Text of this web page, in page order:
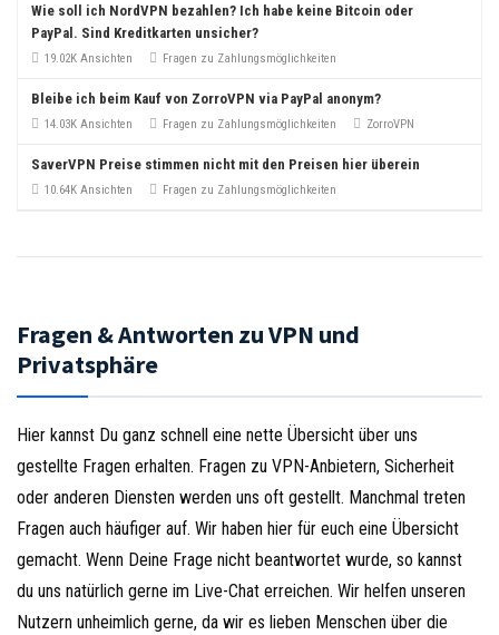
Wie soll ich NordVPN bezahlen? Ich habe keine Bitcoin oder
PayPal. Sind Kreditkarten unsicher?
19.02K Ansichten Fragen zu Zahlungsmöglichkeiten
Bleibe ich beim Kauf von ZorroVPN via PayPal anonym?
14.03K Ansichten Fragen zu Zahlungsmöglichkeiten ZorroVPN
SaverVPN Preise stimmen nicht mit den Preisen hier überein
10.64K Ansichten Fragen zu Zahlungsmöglichkeiten
Fragen & Antworten zu VPN und
Privatsphäre
Hier kannst Du ganz schnell eine nette Übersicht über uns
gestellte Fragen erhalten. Fragen zu VPN-Anbietern, Sicherheit
oder anderen Diensten werden uns oft gestellt. Manchmal treten
Fragen auch häufiger auf. Wir haben hier für euch eine Übersicht
gemacht. Wenn Deine Frage nicht beantwortet wurde, so kannst
du uns natürlich gerne im Live-Chat erreichen. Wir helfen unseren
Nutzern unheimlich gerne, da wir es lieben Menschen über die